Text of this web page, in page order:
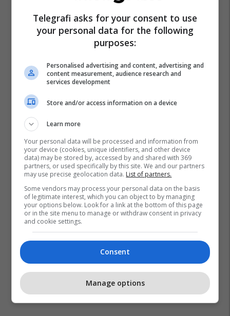
Oferta e Renault s'ka të ndalur -
përfitoni para finales së
Kampionatit Botëror
Telegrafi asks for your consent to use
your personal data for the following
purposes:
Personalised advertising and content, advertising and
content measurement, audience research and
services development
Store and/or access information on a device
Learn more
Your personal data will be processed and information from
your device (cookies, unique identifiers, and other device
data) may be stored by, accessed by and shared with 369
partners, or used specifically by this site. We and our partners
may use precise geolocation data. List of partners.
Some vendors may process your personal data on the basis
of legitimate interest, which you can object to by managing
your options below. Look for a link at the bottom of this page
or in the site menu to manage or withdraw consent in privacy
and cookie settings.
Consent
Manage options